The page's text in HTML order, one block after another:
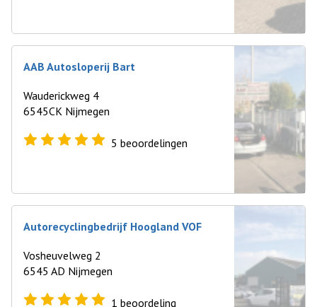
AAB Autosloperij Bart
Wauderickweg 4
6545CK Nijmegen
5 beoordelingen
Autorecyclingbedrijf Hoogland VOF
Vosheuvelweg 2
6545 AD Nijmegen
1 beoordeling